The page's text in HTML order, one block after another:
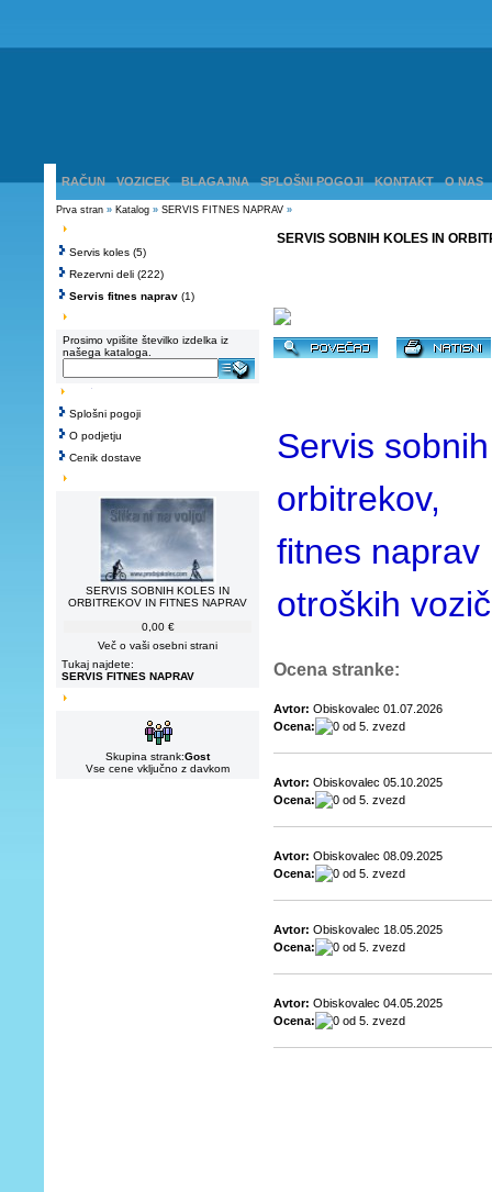
RAČUN VOZICEK BLAGAJNA SPLOŠNI POGOJI KONTAKT O NAS
Prva stran » Katalog » SERVIS FITNES NAPRAV »
Servis koles (5)
Rezervni deli (222)
Servis fitnes naprav (1)
Prosimo vpišite številko izdelka iz
našega kataloga.
Splošni pogoji
O podjetju
Cenik dostave
SERVIS SOBNIH KOLES IN
ORBITREKOV IN FITNES NAPRAV
0,00 €
Več o vaši osebni strani
Tukaj najdete:
SERVIS FITNES NAPRAV
Skupina strank:Gost
Vse cene vključno z davkom
SERVIS SOBNIH KOLES IN
Servis
orbitrekov,
fitnes naprav
otroških
Ocena stranke:
Avtor: Obiskovalec 01.07.2026
Ocena:
Avtor: Obiskovalec 05.10.2025
Ocena:
Avtor: Obiskovalec 08.09.2025
Ocena:
Avtor: Obiskovalec 18.05.2025
Ocena:
Avtor: Obiskovalec 04.05.2025
Ocena: